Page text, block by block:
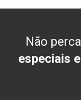
Não
especiais